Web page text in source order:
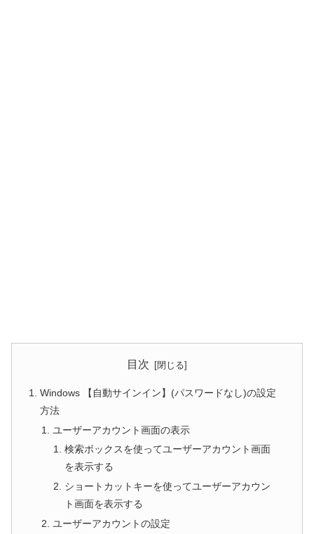
目次
Windows 【自動サインイン】(パスワードなし)の設定
方法
ユーザーアカウント画面の表示
検索ボックスを使ってユーザーアカウント画面
を表示する
ショートカットキーを使ってユーザーアカウン
ト画面を表示する
ユーザーアカウントの設定